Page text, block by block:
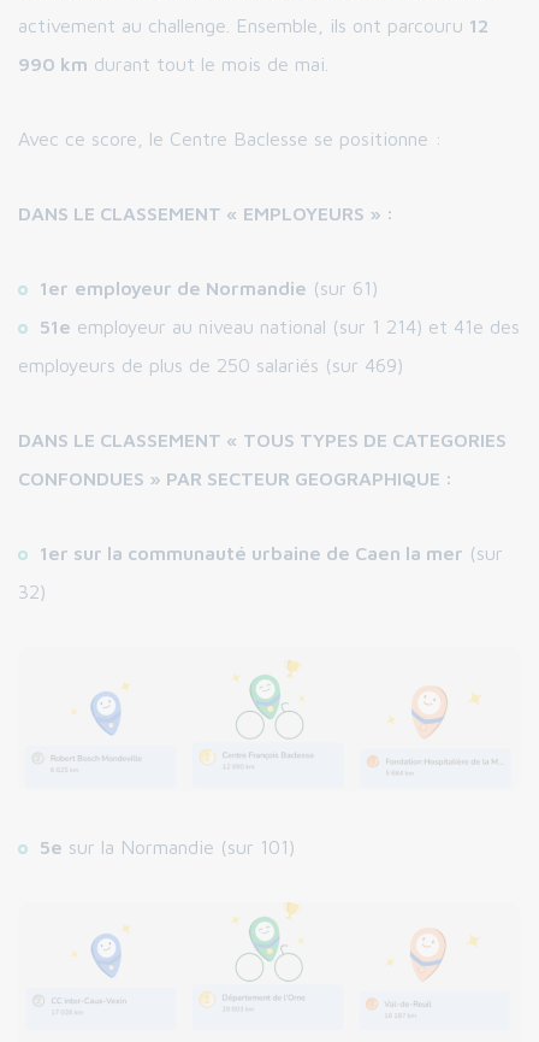
activement au challenge. Ensemble, ils ont parcouru 12
990 km durant tout le mois de mai.
Avec ce score, le Centre Baclesse se positionne :
DANS LE CLASSEMENT « EMPLOYEURS » :
1er employeur de Normandie (sur 61)
51e employeur au niveau national (sur 1 214) et 41e des
employeurs de plus de 250 salariés (sur 469)
DANS LE CLASSEMENT « TOUS TYPES DE CATEGORIES
CONFONDUES » PAR SECTEUR GEOGRAPHIQUE :
1er sur la communauté urbaine de Caen la mer (sur
32)
5e sur la Normandie (sur 101)